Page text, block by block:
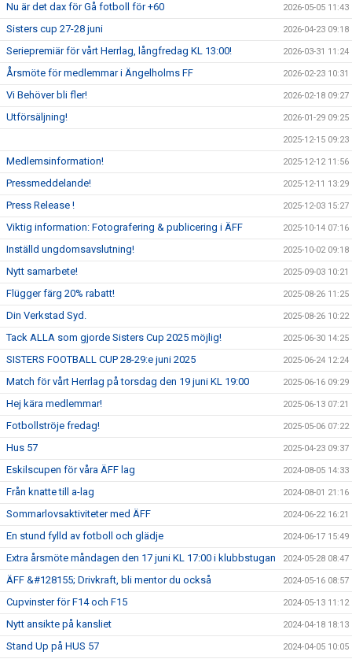
Nu är det dax för Gå fotboll för +60 2026-05-05 11:43
Sisters cup 27-28 juni 2026-04-23 09:18
Seriepremiär för vårt Herrlag, långfredag KL 13:00! 2026-03-31 11:24
Årsmöte för medlemmar i Ängelholms FF 2026-02-23 10:31
Vi Behöver bli fler! 2026-02-18 09:27
Utförsäljning! 2026-01-29 09:25
2025-12-15 09:23
Medlemsinformation! 2025-12-12 11:56
Pressmeddelande! 2025-12-11 13:29
Press Release ! 2025-12-03 15:27
Viktig information: Fotografering & publicering i ÄFF 2025-10-14 07:16
Inställd ungdomsavslutning! 2025-10-02 09:18
Nytt samarbete! 2025-09-03 10:21
Flügger färg 20% rabatt! 2025-08-26 11:25
Din Verkstad Syd. 2025-08-26 10:22
Tack ALLA som gjorde Sisters Cup 2025 möjlig! 2025-06-30 14:25
SISTERS FOOTBALL CUP 28-29:e juni 2025 2025-06-24 12:24
Match för vårt Herrlag på torsdag den 19 juni KL 19:00 2025-06-16 09:29
Hej kära medlemmar! 2025-06-13 07:21
Fotbollströje fredag! 2025-05-06 07:22
Hus 57 2025-04-23 09:37
Eskilscupen för våra ÄFF lag 2024-08-05 14:33
Från knatte till a-lag 2024-08-01 21:16
Sommarlovsaktiviteter med ÄFF 2024-06-22 16:21
En stund fylld av fotboll och glädje 2024-06-17 15:49
Extra årsmöte måndagen den 17 juni KL 17:00 i klubbstugan 2024-05-28 08:47
ÄFF &#128155; Drivkraft, bli mentor du också 2024-05-16 08:57
Cupvinster för F14 och F15 2024-05-13 11:12
Nytt ansikte på kansliet 2024-04-18 18:13
Stand Up på HUS 57 2024-04-05 10:05